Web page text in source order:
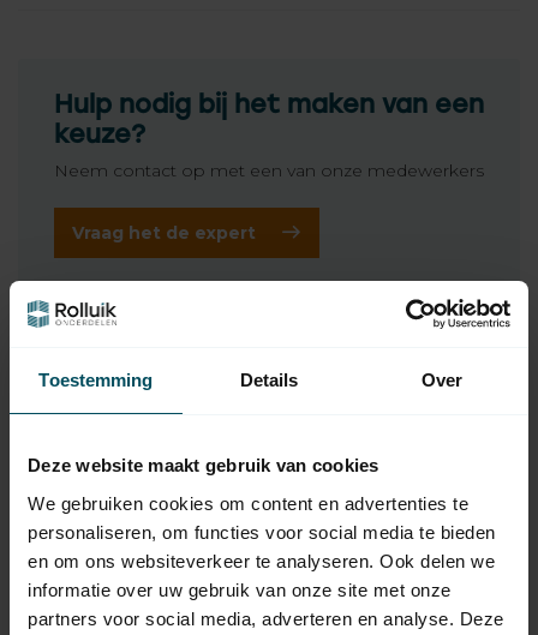
Toestemming Details Over
Deze website maakt gebruik van cookies
We gebruiken cookies om content en advertenties te
personaliseren, om functies voor social media te bieden
en om ons websiteverkeer te analyseren. Ook delen we
informatie over uw gebruik van onze site met onze
partners voor social media, adverteren en analyse. Deze
Hulp nodig bij het maken van een
keuze?
Neem contact op met een van onze medewerkers
Vraag het de expert
SELVE
bandoproller 5 meter
SELVE
Selve Bandopwinder -
bandoproller 7 mtr
Op voorraad
12,95